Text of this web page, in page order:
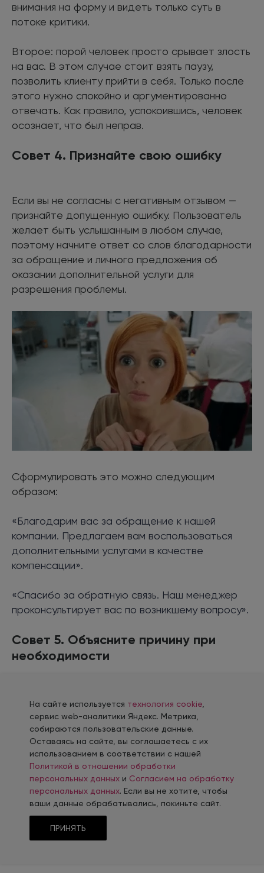
внимания на форму и видеть только суть в
потоке критики.
Второе: порой человек просто срывает злость
на вас. В этом случае стоит взять паузу,
позволить клиенту прийти в себя. Только после
этого нужно спокойно и аргументированно
отвечать. Как правило, успокоившись, человек
осознает, что был неправ.
Совет 4. Признайте свою ошибку
Если вы не согласны с негативным отзывом —
признайте допущенную ошибку. Пользователь
желает быть услышанным в любом случае,
поэтому начните ответ со слов благодарности
за обращение и личного предложения об
оказании дополнительной услуги для
разрешения проблемы.
Сформулировать это можно следующим
образом:
«Благодарим вас за обращение к нашей
компании. Предлагаем вам воспользоваться
дополнительными услугами в качестве
компенсации».
«Спасибо за обратную связь. Наш менеджер
проконсультирует вас по возникшему вопросу».
Совет 5. Объясните причину при
необходимости
Клиент оставляет негативные отклики для того,
чтобы узнать подробности возникшей
проблемы и увидеть объяснения со стороны
представителя. Возобновить сотрудничество
можно с помощью пояснения причины
инцидента.
Начните со слов извинения: «Просим прощения
за доставленные неудобства. Мы столкнулись
с техническими проблемами и уже работаем
На сайте используется технология cookie
сервис web-аналитики Яндекс. Метрика,
собираются пользовательские данные.
Оставаясь на сайте, вы соглашаетесь с их
использованием в соответствии с нашей
Политикой в отношении обработки
персональных данных и Согласием на обработку
персональных данных. Если вы не хотите, чтобы
ваши данные обрабатывались, покиньте сайт.
ПРИНЯТЬ